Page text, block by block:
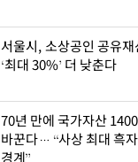
서울시, 소상공인 공유재
‘최대 30%’ 더 낮춘다
70년 만에 국가자산
바꾼다… “사상 최대 흑자
경계”